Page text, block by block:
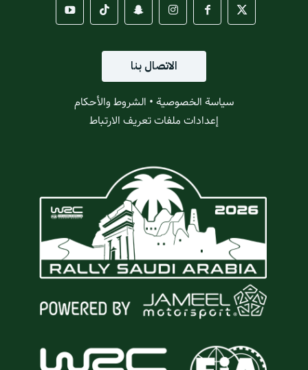
الاتصال بنا
سياسة الخصوصية • الشروط والأحكام
إعدادات ملفات تعريف الارتباط